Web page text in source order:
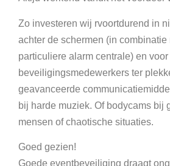
Zo investeren wij rvoortdurend in
achter de schermen (in combinatie
particuliere alarm centrale) en voor
beveiligingsmedewerkers ter
geavanceerde
bij harde muziek. Of bodycams bij
mensen of chaotische situaties.
Goed gezien!
Goede eventbeveiliging draagt